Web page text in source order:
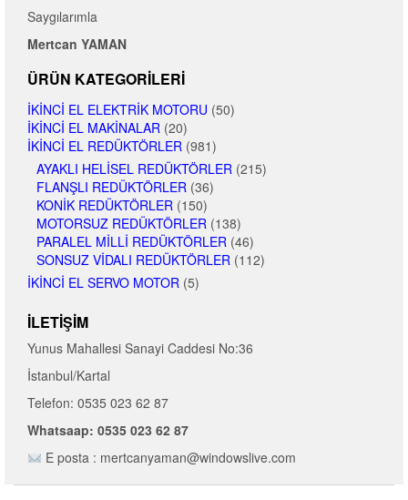
Saygılarımla
Mertcan YAMAN
ÜRÜN KATEGORILERI
İKINCI EL ELEKTRIK MOTORU (50)
İKINCI EL MAKINALAR (20)
İKINCI EL REDÜKTÖRLER (981)
AYAKLI HELISEL REDÜKTÖRLER (215)
FLANŞLI REDÜKTÖRLER (36)
KONIK REDÜKTÖRLER (150)
MOTORSUZ REDÜKTÖRLER (138)
PARALEL MILLI REDÜKTÖRLER (46)
SONSUZ VIDALI REDÜKTÖRLER (112)
İKINCI EL SERVO MOTOR (5)
İLETIŞIM
Yunus Mahallesi Sanayi Caddesi No:36
İstanbul/Kartal
Telefon: 0535 023 62 87
Whatsaap: 0535 023 62 87
E posta : mertcanyaman@windowslive.com